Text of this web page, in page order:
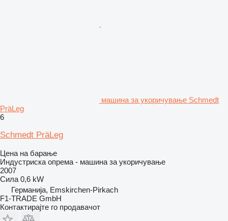
машина за укоричување Schmedt
PräLeg
6
Schmedt PräLeg
Цена на барање
Индустриска опрема - машина за укоричување
2007
Сила 0,6 kW
Германија, Emskirchen-Pirkach
F1-TRADE GmbH
Контактирајте го продавачот